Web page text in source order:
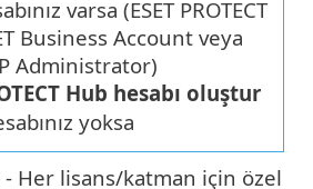
varsa (ESET PROTECT
Business Account veya
Administrator)
Hub hesabı oluştur
yoksa
- Her lisans/katman için özel